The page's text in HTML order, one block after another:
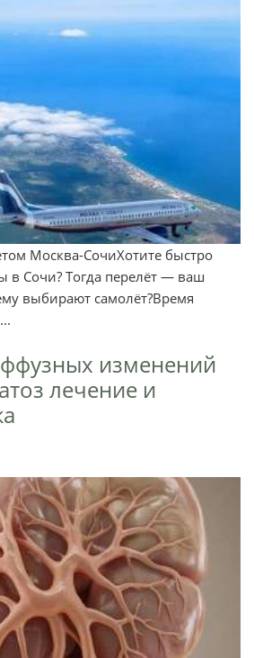
Москва-СочиХотите быстро
в Сочи? Тогда перелёт — ваш
выбирают самолёт?Время
изменений
лечение и